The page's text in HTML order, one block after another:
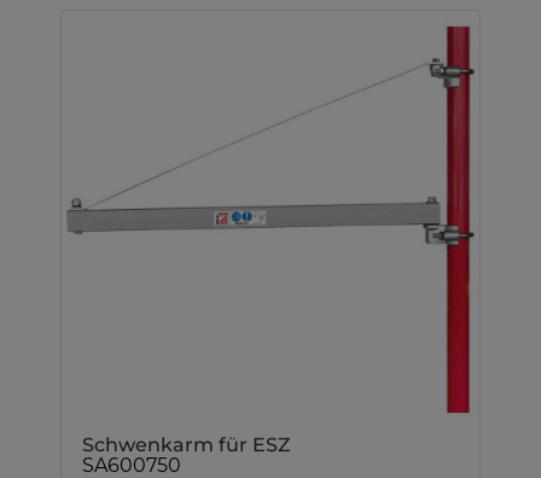
Schwenkarm für ESZ
SA600750